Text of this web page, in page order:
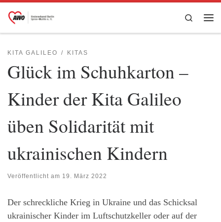
Zum Inhalt springen
Search
KITA GALILEO KITAS
Glück im Schuhkarton –
Kinder der Kita Galileo
üben Solidarität mit
ukrainischen Kindern
Veröffentlicht am 19. März 2022
Der schreckliche Krieg in Ukraine und das Schicksal
ukrainischer Kinder im Luftschutzkeller oder auf der